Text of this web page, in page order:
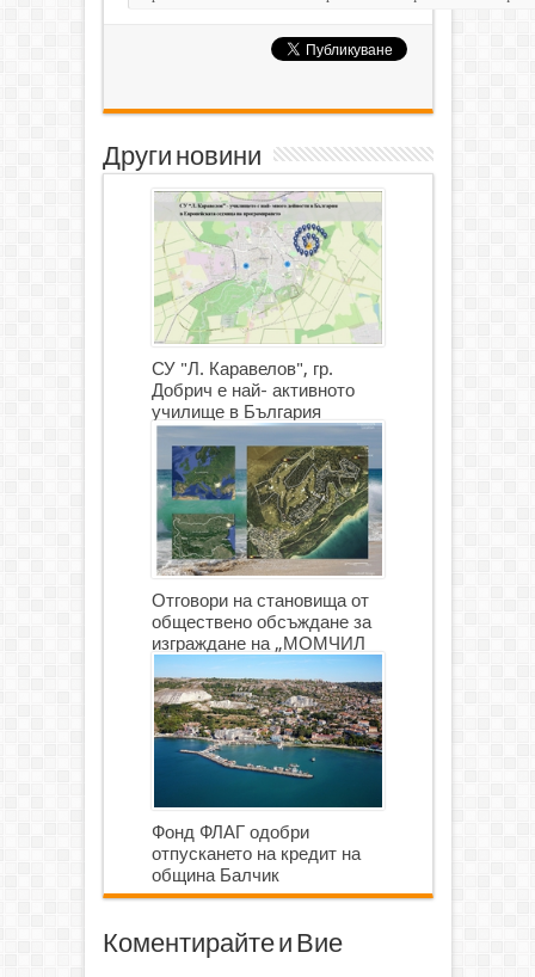
Други новини
СУ "Л. Каравелов", гр.
Добрич е най- активното
училище в България
Отговори на становища от
обществено обсъждане за
изграждане на „МОМЧИЛ
ГОЛФ И ГОЛФ ИГРИЩЕ”
Фонд ФЛАГ одобри
отпускането на кредит на
община Балчик
Коментирайте и Вие